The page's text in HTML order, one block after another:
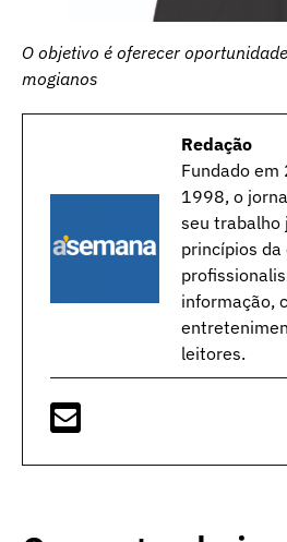
O objetivo é oferecer
mogianos
Redação
Fundado em
1998, o
seu trabalho
princípios da
informação,
leitores.